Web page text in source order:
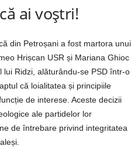
ai voștri!
din Petroșani a fost martora unui
Hrișcan USR și Mariana Ghioc
Ridzi, alăturându-se PSD într-o
că loialitatea și principiile
de interese. Aceste decizii
ale partidelor lor
de întrebare privind integritatea